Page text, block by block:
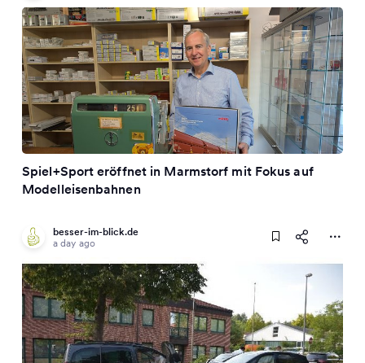
Spiel+Sport eröffnet in Marmstorf mit Fokus auf
Modelleisenbahnen
besser-im-blick.de
a day ago